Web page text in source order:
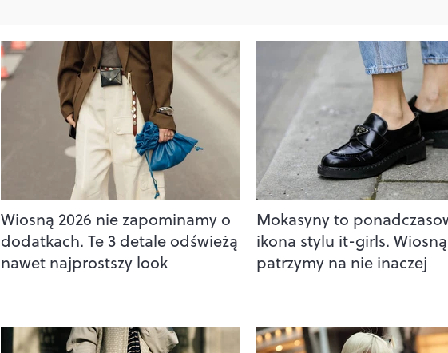
Wiosną 2026 nie zapominamy o
dodatkach. Te 3 detale odświeżą
nawet najprostszy look
Mokasyny to
ikona stylu it-girls.
patrzymy na nie inaczej